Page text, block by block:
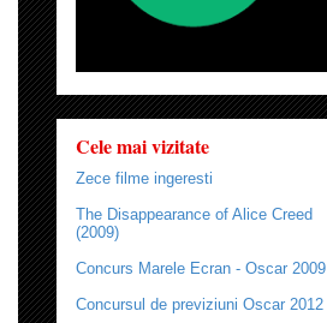
Cele mai vizitate
Zece filme ingeresti
The Disappearance of Alice Creed
(2009)
Concurs Marele Ecran - Oscar 2009
Concursul de previziuni Oscar 2012